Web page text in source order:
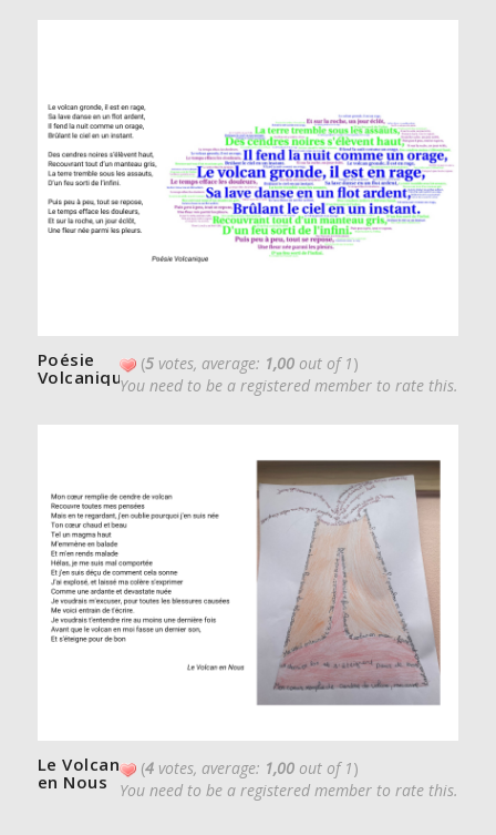
(5 votes, average: 1,00 out of 1)
You need to be a registered member to rate this.
Poésie
Volcanique
(4 votes, average: 1,00 out of 1)
You need to be a registered member to rate this.
Le Volcan
en Nous